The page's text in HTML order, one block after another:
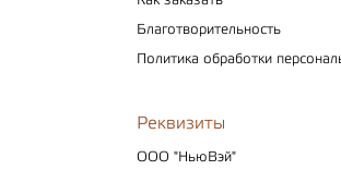
Благотворительность
Политика обработки
Реквизиты
ООО "НьюВэй"